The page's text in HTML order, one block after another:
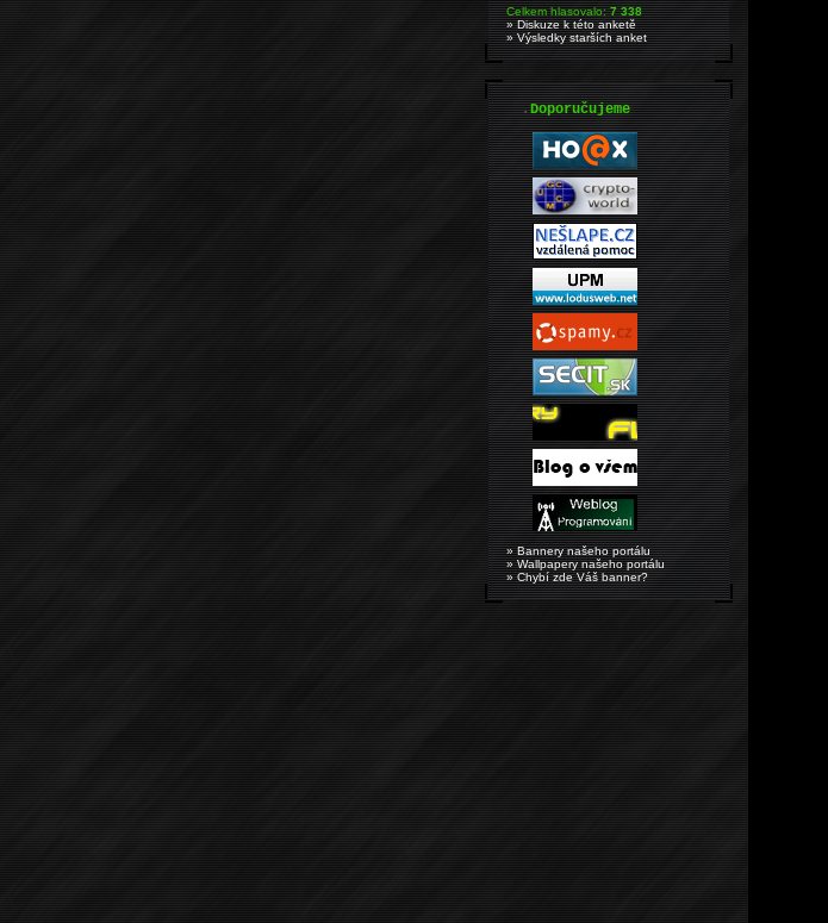
Celkem hlasovalo:7 338
» Diskuze k této anketě
» Výsledky starších anket
.Doporučujeme
» Bannery našeho portálu
» Wallpapery našeho portálu
» Chybí zde Váš banner?